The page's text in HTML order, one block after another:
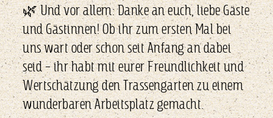
🌿 Und vor allem: Danke an euch, liebe Gäste
und Gästinnen! Ob ihr zum ersten Mal bei
uns wart oder schon seit Anfang an dabei
seid – ihr habt mit eurer Freundlichkeit und
Wertschätzung den Trassengarten zu einem
wunderbaren Arbeitsplatz gemacht.